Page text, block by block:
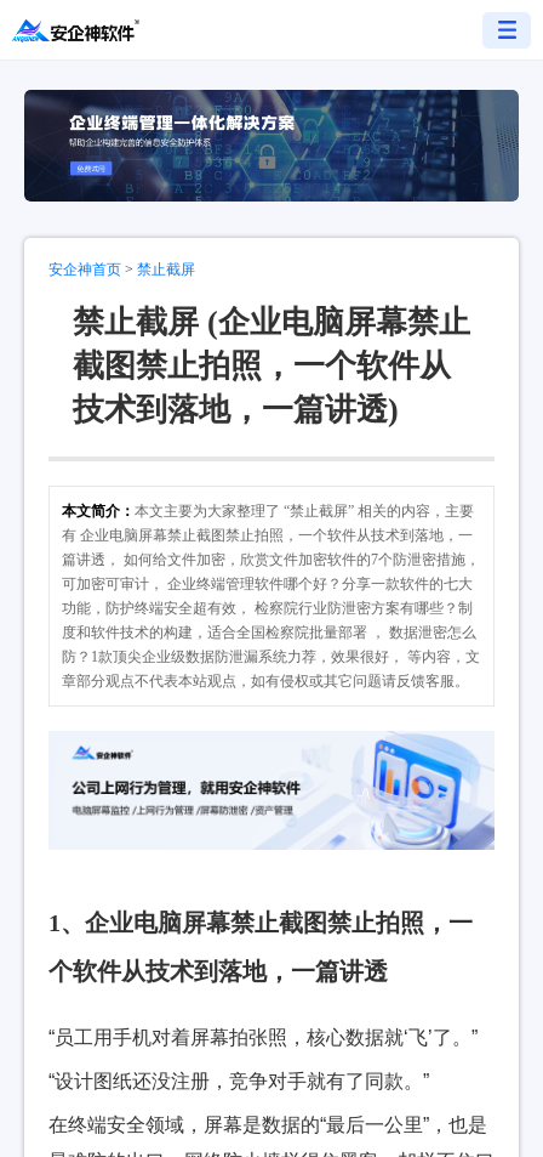
安企神首页 > 禁止截屏
禁止截屏 (企业电脑屏幕禁止
截图禁止拍照，一个软件从
技术到落地，一篇讲透)
本文简介： 本文主要为大家整理了 “禁止截屏” 相关的内容，主要
有 企业电脑屏幕禁止截图禁止拍照，一个软件从技术到落地，一
篇讲透， 如何给文件加密，欣赏文件加密软件的7个防泄密措施，
可加密可审计， 企业终端管理软件哪个好？分享一款软件的七大
功能，防护终端安全超有效， 检察院行业防泄密方案有哪些？制
度和软件技术的构建，适合全国检察院批量部署 ， 数据泄密怎么
防？1款顶尖企业级数据防泄漏系统力荐，效果很好， 等内容，文
章部分观点不代表本站观点，如有侵权或其它问题请反馈客服。
1、企业电脑屏幕禁止截图禁止拍照，一
个软件从技术到落地，一篇讲透
“员工用手机对着屏幕拍张照，核心数据就‘飞’了。”
“设计图纸还没注册，竞争对手就有了同款。”
在终端安全领域，屏幕是数据的“最后一公里”，也是